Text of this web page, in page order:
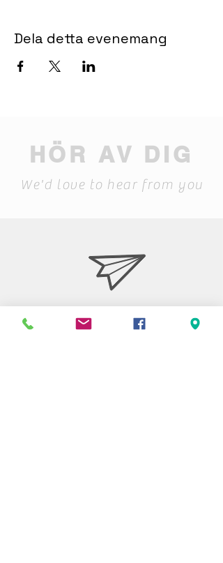
Dela detta evenemang
HÖR AV DIG
We'd love to hear from you
Tempelvägen 10